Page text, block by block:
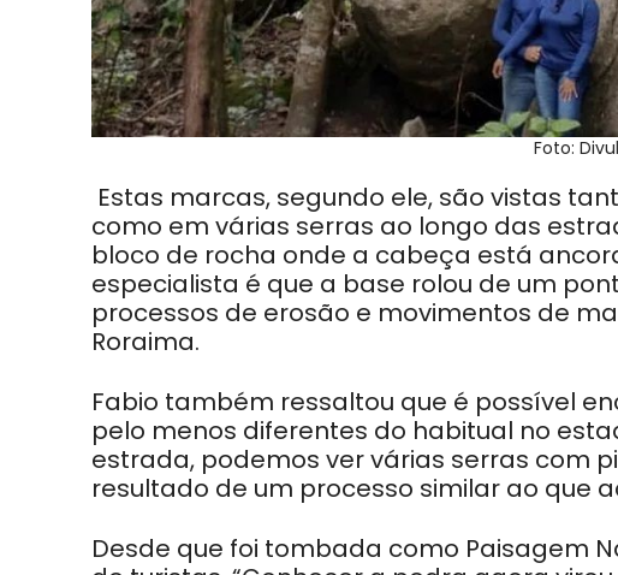
Foto:
Estas marcas, segundo ele, são vistas
como em várias serras ao longo das
bloco de rocha onde a cabeça está
especialista é que a base rolou de um
processos de erosão e movimentos de
Roraima.
Fabio também ressaltou que é possível
pelo menos diferentes do habitual no
estrada, podemos ver várias serras com
resultado de um processo similar ao que
Desde que foi tombada como Paisagem